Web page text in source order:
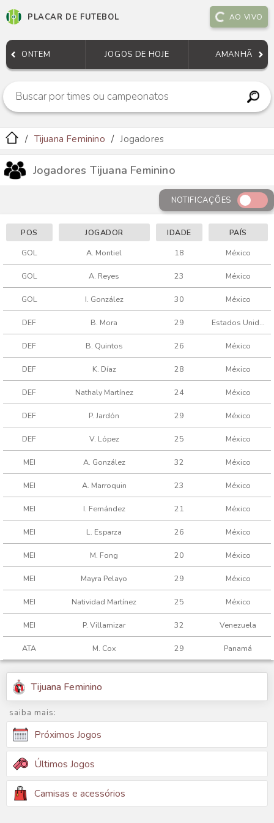
PLACAR DE FUTEBOL AO VIVO
ONTEM JOGOS DE HOJE AMANHÃ
Tijuana Feminino Jogadores
Jogadores Tijuana Feminino
NOTIFICAÇÕES
POS JOGADOR IDADE
PAÍS
GOL
A. Montiel 18 México
GOL A. Reyes 23 México
GOL I. González 30 México
DEF B. Mora 29 Estados Unidos
DEF B. Quintos 26 México
DEF K. Díaz 28 México
DEF Nathaly Martínez 24 México
DEF P. Jardón 29 México
DEF V. López 25 México
MEI A. González 32 México
MEI A. Marroquin 23 México
MEI I. Fernández 21 México
MEI L. Esparza 26 México
MEI M. Fong 20 México
MEI Mayra Pelayo 29 México
MEI Natividad Martínez 25 México
MEI P. Villamizar 32 Venezuela
ATA M. Cox 29 Panamá
Tijuana Feminino
saiba mais:
Próximos Jogos
Últimos Jogos
Camisas e acessórios